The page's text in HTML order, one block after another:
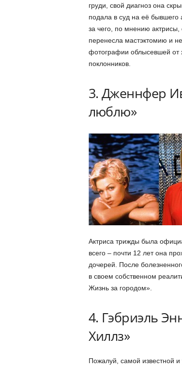
груди, свой диагноз она
подала в суд на её бывшего
за чего, по мнению
перенесла мастэктомию и
фотографии облысевшей от
поклонников.
3. Дженнфер
люблю»
Актриса трижды была
всего – почти 12 лет она
дочерей. После
в своем собственном
Жизнь за городом».
4. Гэбриэль
Хиллз»
Пожалуй, самой известной